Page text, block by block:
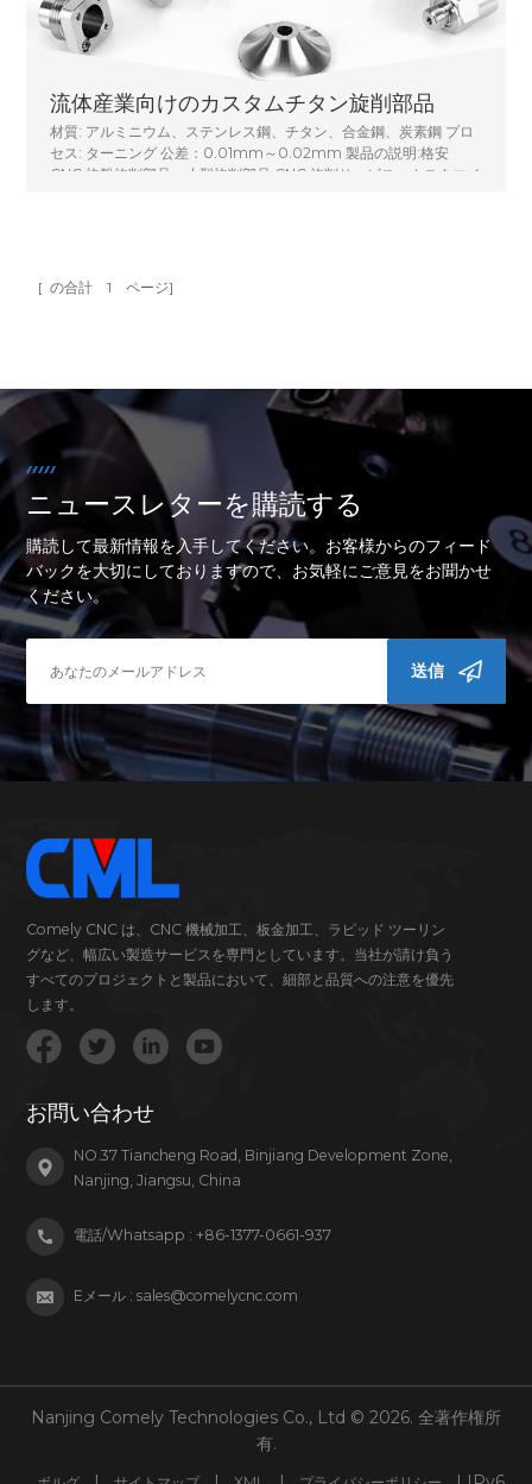
流体産業向けのカスタムチタン旋削部品
材質: アルミニウム、ステンレス鋼、チタン、合金鋼、炭素鋼 プロ
セス: ターニング 公差：0.01mm～0.02mm 製品の説明:格安
CNC 旋盤旋削部品、小型旋削部品 CNC 旋削サービス、カスタマイ
[ の合計 1 ページ]
ニュースレターを購読する
購読して最新情報を入手してください。お客様からのフィード
バックを大切にしておりますので、お気軽にご意見をお聞かせ
ください。
送信
Comely CNC は、CNC 機械加工、板金加工、ラピッド ツーリン
グなど、幅広い製造サービスを専門としています。当社が請け負う
すべてのプロジェクトと製品において、細部と品質への注意を優先
します。
お問い合わせ
NO.37 Tiancheng Road, Binjiang Development Zone,
Nanjing, Jiangsu, China
電話/Whatsapp : +86-1377-0661-937
Eメール :sales@comelycnc.com
Nanjing Comely Technologies Co., Ltd © 2026. 全著作権所
有.